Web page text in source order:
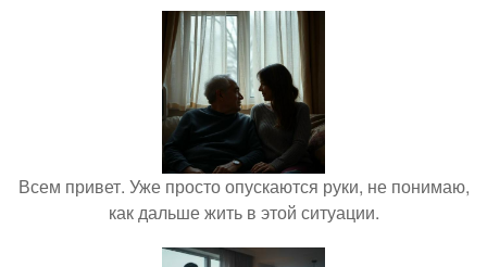
Всем привет. Уже просто опускаются руки, не понимаю,
как дальше жить в этой ситуации.